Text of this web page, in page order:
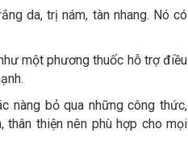
da, trị nám, tàn nhang. Nó có
một phương thuốc hỗ trợ điều
nàng bỏ qua những công thức,
thiện nên phù hợp cho mọi